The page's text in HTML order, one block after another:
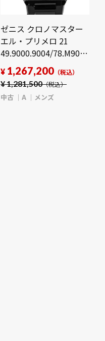
ゼニス クロノマスター
エル・プリメロ 21
49.9000.9004/78.M9000
スケルトン メンズ 時計
【中古】
【wristwatch】
¥1,281,500（税込）
¥ 1,267,200 （税込）
中古 A メンズ